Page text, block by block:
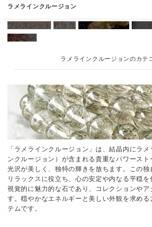
ラメラインクルージョン
ブレスレット 粒販売 ハイクオリティ ペン
オススメ
ラメラインクルージョンのカテ
「ラメラインクルージョン」は、結晶内にラ
ンクルージョン）が含まれる貴重なパワース
光沢が美しく、独特の輝きを放ちます。この
リラックスに役立ち、心の安定や内なる平穏を
視覚的に魅力的な石であり、コレクションや
す。穏やかなエネルギーと美しい外観を求める
テムです。